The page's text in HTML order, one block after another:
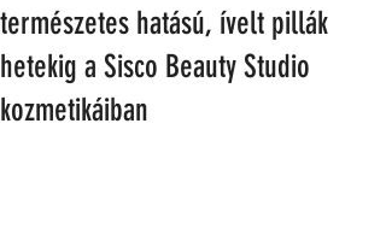
természetes hatású, ívelt pillák
hetekig a Sisco Beauty Studio
kozmetikáiban